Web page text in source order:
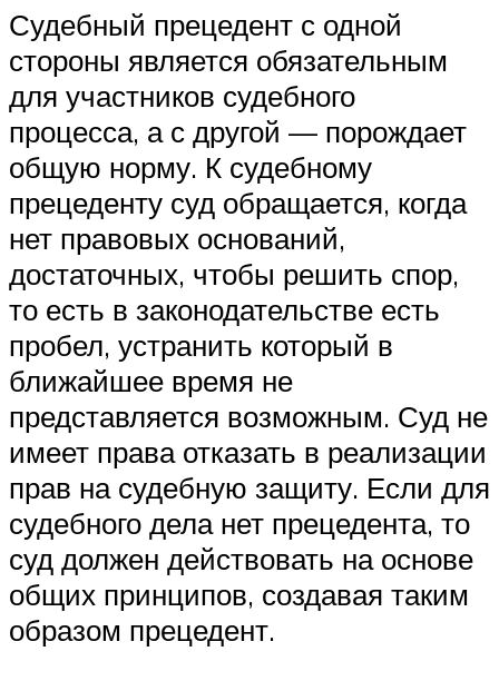
Судебный прецедент с одной
стороны является обязательным
для участников судебного
процесса, а с другой — порождает
общую норму. К судебному
прецеденту суд обращается, когда
нет правовых оснований,
достаточных, чтобы решить спор,
то есть в законодательстве есть
пробел, устранить который в
ближайшее время не
представляется возможным. Суд не
имеет права отказать в реализации
прав на судебную защиту. Если для
судебного дела нет прецедента, то
суд должен действовать на основе
общих принципов, создавая таким
образом прецедент.